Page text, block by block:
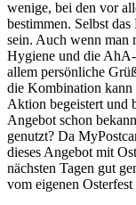
wenige, bei den vor
bestimmen. Selbst
sein. Auch wenn man
Hygiene und die
allem persönliche
die Kombination kann
Aktion begeistert und
Angebot schon
genutzt? Da
dieses Angebot mit
nächsten Tagen gut
vom eigenen Osterfest